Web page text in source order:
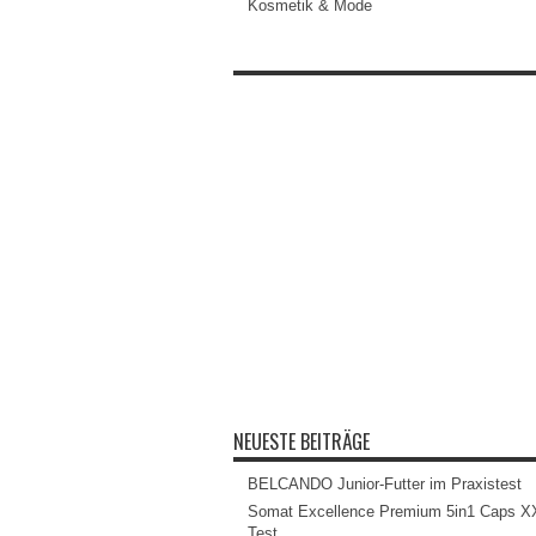
Kosmetik & Mode
NEUESTE BEITRÄGE
BELCANDO Junior-Futter im Praxistest
Somat Excellence Premium 5in1 Caps